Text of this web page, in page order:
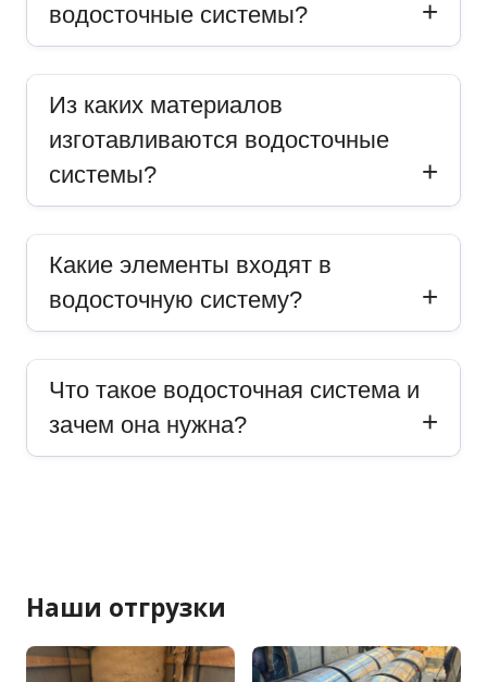
водосточные системы?
Из каких материалов
изготавливаются водосточные
системы?
Какие элементы входят в
водосточную систему?
Что такое водосточная система и
зачем она нужна?
Наши отгрузки